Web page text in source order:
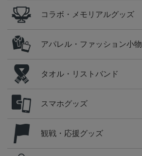
コラボ・メモリアルグッズ
アパレル・ファッション小物
タオル・リストバンド
スマホグッズ
観戦・応援グッズ